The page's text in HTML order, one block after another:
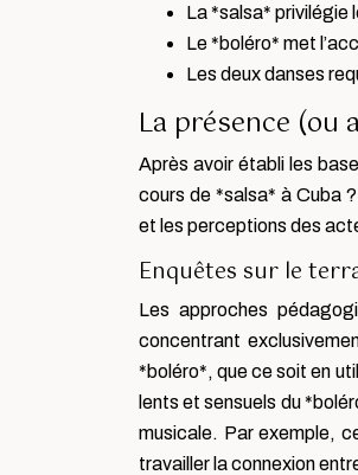
La *salsa* privilégie
Le *boléro* met
Les deux danses
La présence (ou
Après avoir établi les
cours de *salsa* à Cuba
et les perceptions des
Enquêtes sur le
Les approches
concentrant
*boléro*, que ce soit en
lents et sensuels du
musicale. Par exemple,
travailler la connexion